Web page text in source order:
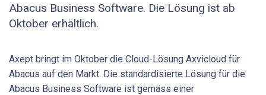
Abacus Business Software. Die Lösung ist ab
Oktober erhältlich.
Axept bringt im Oktober die Cloud-Lösung Axvicloud für
Abacus auf den Markt. Die standardisierte Lösung für die
Abacus Business Software ist gemäss einer